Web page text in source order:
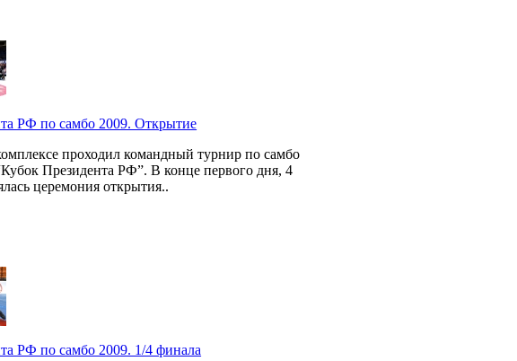
РФ по самбо 2009. Открытие
проходил командный турнир по самбо
Президента РФ”. В конце первого дня, 4
церемония открытия..
РФ по самбо 2009. 1/4 финала